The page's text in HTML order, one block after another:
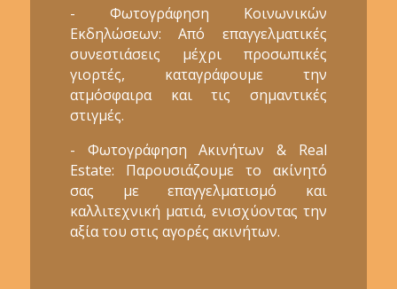
- Φωτογράφηση Κοινωνικών
Εκδηλώσεων: Από επαγγελματικές
συνεστιάσεις μέχρι προσωπικές
γιορτές, καταγράφουμε την
ατμόσφαιρα και τις σημαντικές
στιγμές.
- Φωτογράφηση Ακινήτων & Real
Estate: Παρουσιάζουμε το ακίνητό
σας με επαγγελματισμό και
καλλιτεχνική ματιά, ενισχύοντας την
αξία του στις αγορές ακινήτων.